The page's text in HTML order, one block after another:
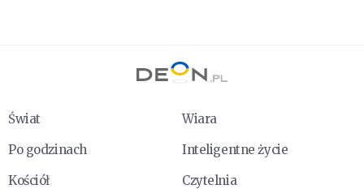
Świat
Wiara
Po godzinach
Inteligentne życie
Kościół
Czytelnia